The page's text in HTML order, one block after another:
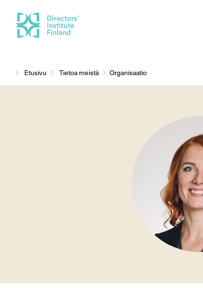
sisältöönEtusivu Tietoa meistä Organisaatio